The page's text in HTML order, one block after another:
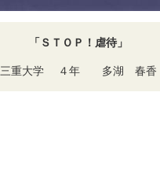
「ＳＴＯＰ！虐待」
三重大学 ４年 多湖 春香